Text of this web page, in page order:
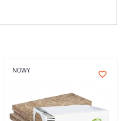
NOWY favorite_border